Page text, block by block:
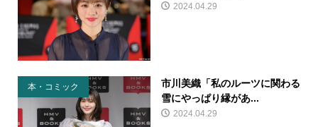
2024.04.29
本・コミック
市川美織「私のルーツに関わる
雪にやっぱり縁があ...
2024.04.29